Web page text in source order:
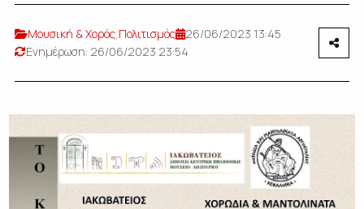
Μουσική & Χορός,Πολιτισμός
26/06/2023 13:45
Ενημέρωση: 26/06/2023 23:54